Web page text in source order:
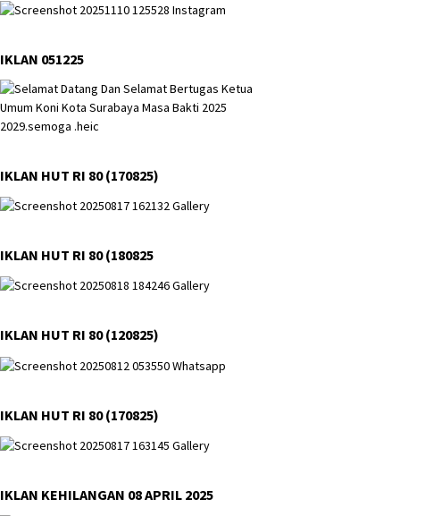
IKLAN 051225
IKLAN HUT RI 80 (170825)
IKLAN HUT RI 80 (180825
IKLAN HUT RI 80 (120825)
IKLAN HUT RI 80 (170825)
IKLAN KEHILANGAN 08 APRIL 2025